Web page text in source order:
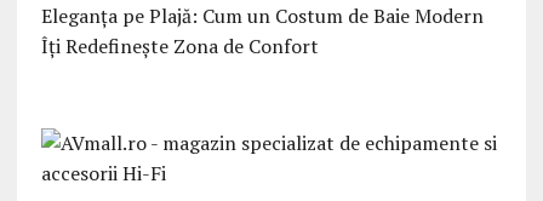
Eleganța pe Plajă: Cum un Costum de Baie Modern
Îți Redefinește Zona de Confort